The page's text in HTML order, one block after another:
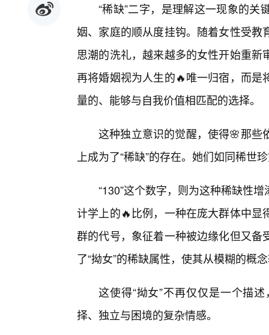
“稀缺”二字，是理解这一现象的
姻、家庭的顺从度挂钩。随着女性受
思潮的洗礼，越来越多的女性开始重
再将婚姻视为人生的🔥唯一归宿，而
量的、能够与自我价值相匹配的选择。
这种独立意识的觉醒，使得🌸那些
上成为了“稀缺”的存在。她们如同稀世
“130”这个数字，则为这种稀缺性
计学上的🔥比例，一种在庞大群体中
群的代号，象征着一种被边缘化但又
了“拗女”的稀缺属性，使其从模糊的概
这使得“拗女”不再仅仅是一个描
择、独立与困境的复杂情感。